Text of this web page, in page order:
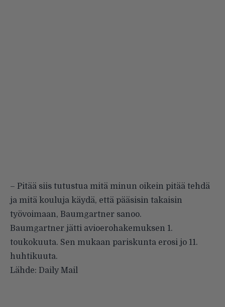
– Pitää siis tutustua mitä minun oikein pitää tehdä
ja mitä kouluja käydä, että pääsisin takaisin
työvoimaan, Baumgartner sanoo.
Baumgartner jätti avioerohakemuksen 1.
toukokuuta. Sen mukaan pariskunta erosi jo 11.
huhtikuuta.
Lähde: Daily Mail